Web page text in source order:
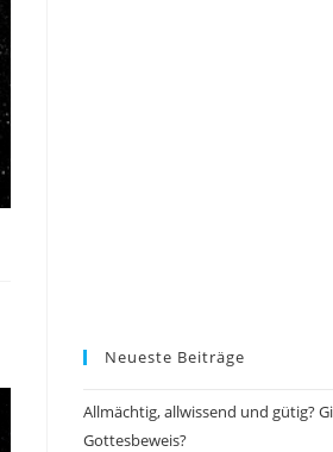
Neueste Beiträge
Allmächtig, allwissend und gütig?
Gottesbeweis?